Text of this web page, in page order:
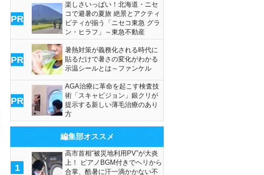
PR
楽しさいっぱい！北海道・ニセ
コで避暑の夏旅 絶景とアクティ
ビティが揃う「ニセコ東急 グラ
ン・ヒラフ」～東急不動産
PR
暑熱対策が義務化される時代に
貼るだけで暑さの変化がわかる
示温シールとは～ファンケル
PR
AGA治療に革命を起こす検査技
術「スキャビジョン」銀クリが
提示する新しい薄毛治療のあり
方
編集部オススメ
1
高市首相“被災地利用PV”が大炎
上！ ピアノBGM付きでヘリから
合掌、酷暑に汗一滴かかない不